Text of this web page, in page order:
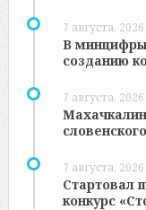
7 августа,
В минцифры
созданию
7 августа,
7 августа,
Стартовал
конкурс